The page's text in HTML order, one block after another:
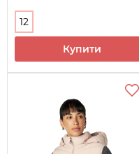
12
Купити